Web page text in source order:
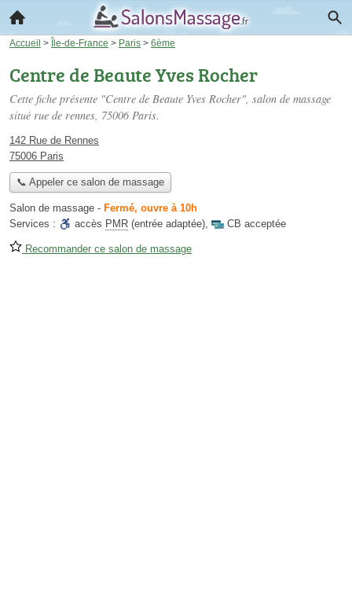
Accueil > Île-de-France > Paris > 6ème
Centre de Beaute Yves Rocher
Cette fiche présente "Centre de Beaute Yves Rocher", salon de massage
situé rue de rennes, 75006 Paris.
142 Rue de Rennes
75006 Paris
📞 Appeler ce salon de massage
Salon de massage - Fermé, ouvre à 10h
Services :
accès PMR (entrée adaptée), CB acceptée
Recommander ce salon de massage